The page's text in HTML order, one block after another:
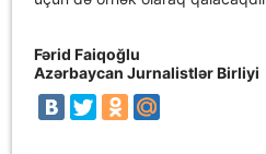
Fərid Faiqoğlu
Azərbaycan Jurnalistlər Birliyi